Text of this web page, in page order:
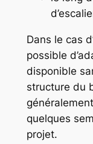
Dans le cas
possible
disponible
structure du
quelques
projet.